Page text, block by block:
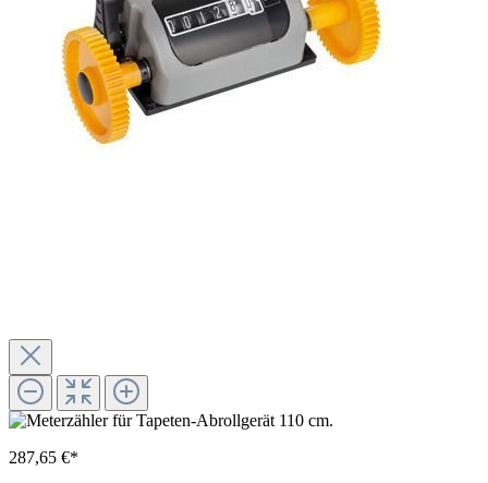
287,65 €*